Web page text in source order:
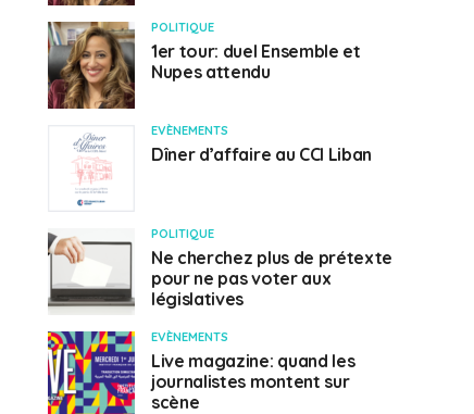
POLITIQUE
1er tour: duel Ensemble et
Nupes attendu
EVÈNEMENTS
Dîner d’affaire au CCI Liban
POLITIQUE
Ne cherchez plus de prétexte
pour ne pas voter aux
législatives
EVÈNEMENTS
Live magazine: quand les
journalistes montent sur
scène